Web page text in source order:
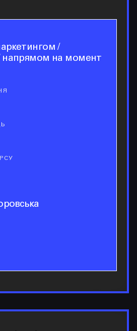
/
напрямом на момент